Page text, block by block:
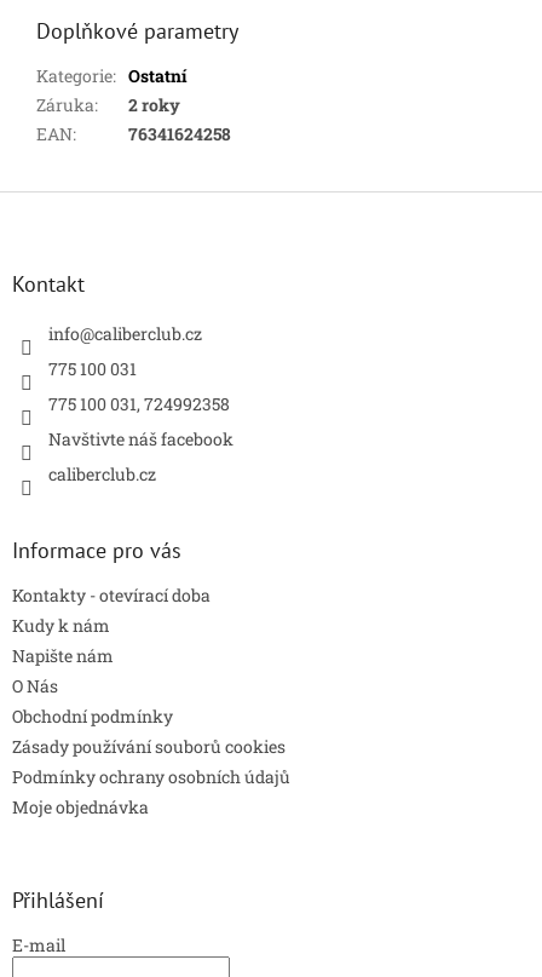
Doplňkové parametry
Kategorie: Ostatní
Záruka:
2 roky
EAN: 76341624258
Kontakt
info@caliberclub.cz
775 100 031
775 100 031, 724992358
Navštivte náš facebook
caliberclub.cz
Informace pro vás
Kontakty - otevírací doba
Kudy k nám
Napište nám
O Nás
Obchodní podmínky
Zásady používání souborů cookies
Podmínky ochrany osobních údajů
Moje objednávka
Přihlášení
E-mail